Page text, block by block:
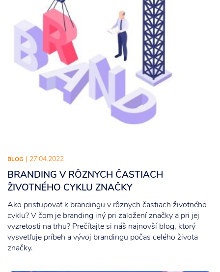
BLOG | 27.04.2022
BRANDING V RÔZNYCH ČASTIACH
ŽIVOTNÉHO CYKLU ZNAČKY
Ako pristupovať k brandingu v rôznych častiach životného
cyklu? V čom je branding iný pri založení značky a pri jej
vyzretosti na trhu? Prečítajte si náš najnovší blog, ktorý
vysvetľuje príbeh a vývoj brandingu počas celého života
značky.